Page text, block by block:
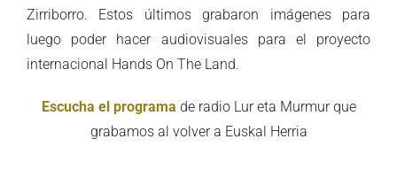
Zirriborro. Estos últimos grabaron imágenes para
luego poder hacer audiovisuales para el proyecto
internacional Hands On The Land.
Escucha el programa de radio Lur eta Murmur que
grabamos al volver a Euskal Herria